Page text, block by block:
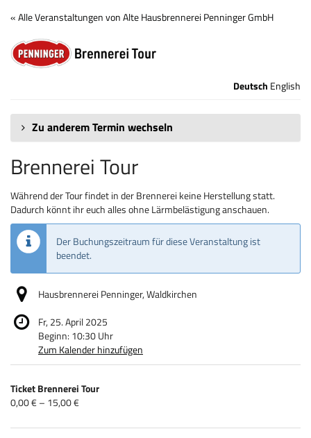
Zum
Haupt-
Inhalt
springen
« Alle Veranstaltungen von Alte Hausbrennerei Penninger GmbH
Brennerei
Tour Deutsch English
Zu anderem Termin wechseln
Brennerei Tour
Während der Tour findet in der Brennerei keine Herstellung statt.
Dadurch könnt ihr euch alles ohne Lärmbelästigung anschauen.
Der Buchungszeitraum für diese Veranstaltung ist
beendet.
Hausbrennerei Penninger, Waldkirchen
Fr, 25. April 2025
Beginn: 10:30Uhr
Zum Kalender hinzufügen
Produkte
Unkategorisierte
Produkte
Ticket Brennerei Tour
von
bis
0,00 € – 15,00 €